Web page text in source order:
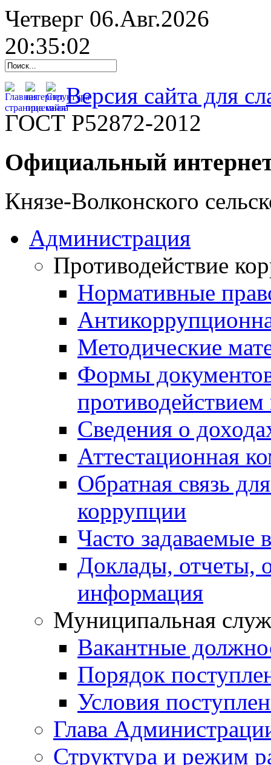
Четверг 06.Авг.2026
20:35:03
Версия сайта для
ГОСТ Р52872-2012
Официальный
Князе-Волконского
Администрация
Противодействие
Нормативные
Методические
Формы
Сведения о
Аттестационная
Обратная связь
коррупции
Часто задаваемые
Доклады, отчеты,
информация
Муниципальная
Вакантные
Порядок
Условия
Глава
Структура и режим